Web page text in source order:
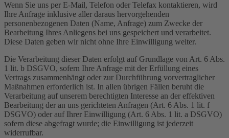
Wenn Sie uns per E-Mail, Telefon oder Telefax kontaktieren, wird
Ihre Anfrage inklusive aller daraus hervorgehenden
personenbezogenen Daten (Name, Anfrage) zum Zwecke der
Bearbeitung Ihres Anliegens bei uns gespeichert und verarbeitet.
Diese Daten geben wir nicht ohne Ihre Einwilligung weiter.
Die Verarbeitung dieser Daten erfolgt auf Grundlage von Art. 6 Abs.
1 lit. b DSGVO, sofern Ihre Anfrage mit der Erfüllung eines
Vertrags zusammenhängt oder zur Durchführung vorvertraglicher
Maßnahmen erforderlich ist. In allen übrigen Fällen beruht die
Verarbeitung auf unserem berechtigten Interesse an der effektiven
Bearbeitung der an uns gerichteten Anfragen (Art. 6 Abs. 1 lit. f
DSGVO) oder auf Ihrer Einwilligung (Art. 6 Abs. 1 lit. a DSGVO)
sofern diese abgefragt wurde; die Einwilligung ist jederzeit
widerrufbar.